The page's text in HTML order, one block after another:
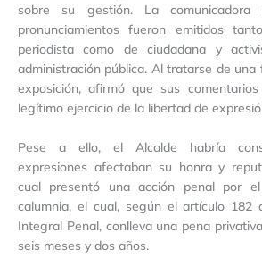
sobre su gestión. La comunicadora
pronunciamientos fueron emitidos
periodista como de ciudadana y
administración pública. Al tratarse de
exposición, afirmó que sus
legítimo ejercicio de la libertad de
Pese a ello, el Alcalde habría
expresiones afectaban su honra y
cual presentó una acción penal por
calumnia, el cual, según el artículo 182
Integral Penal, conlleva una pena
seis meses y dos años.